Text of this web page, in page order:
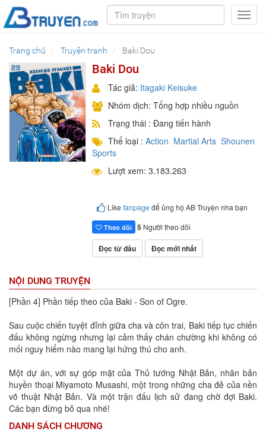
Trang chủ Truyện tranh Baki Dou
Baki Dou
Tác giả: Itagaki Keisuke
Nhóm dịch: Tổng hợp nhiều nguồn
Trạng thái : Đang tiến hành
Thể loại : Action Martial Arts Shounen
Sports
Lượt xem: 3.183.263
Like fanpage để ủng hộ AB Truyện nha bạn
Theo dõi 5 Người theo dõi
Đọc từ đầu Đọc mới nhất
NỘI DUNG TRUYỆN
[Phần 4] Phần tiếp theo của Baki - Son of Ogre.
Sau cuộc chiến tuyệt đỉnh giữa cha và côn trai, Baki tiếp tục chiến
đấu không ngừng nhưng lại cảm thấy chán chường khi không có
mối nguy hiểm nào mang lại hứng thú cho anh.
Một dự án, với sự góp mặt của Thủ tướng Nhật Bản, nhân bản
huyền thoại Miyamoto Musashi, một trong những cha đẻ của nền
võ thuật Nhật Bản. Và một trận đấu lịch sử đang chờ đợi Baki.
Các bạn đừng bỏ qua nhé!
DANH SÁCH CHƯƠNG